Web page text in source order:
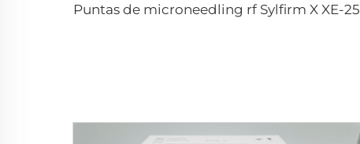
Puntas de microneedling rf Sylfirm X XE-25